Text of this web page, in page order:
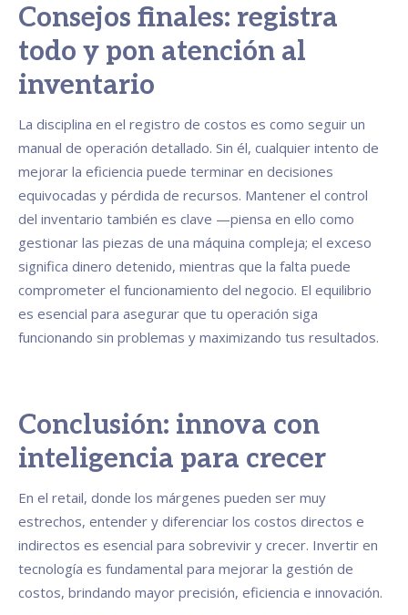
Consejos finales: registra
todo y pon atención al
inventario
La disciplina en el registro de costos es como seguir un
manual de operación detallado. Sin él, cualquier intento de
mejorar la eficiencia puede terminar en decisiones
equivocadas y pérdida de recursos. Mantener el control
del inventario también es clave —piensa en ello como
gestionar las piezas de una máquina compleja; el exceso
significa dinero detenido, mientras que la falta puede
comprometer el funcionamiento del negocio. El equilibrio
es esencial para asegurar que tu operación siga
funcionando sin problemas y maximizando tus resultados.
Conclusión: innova con
inteligencia para crecer
En el retail, donde los márgenes pueden ser muy
estrechos, entender y diferenciar los costos directos e
indirectos es esencial para sobrevivir y crecer. Invertir en
tecnología es fundamental para mejorar la gestión de
costos, brindando mayor precisión, eficiencia e innovación.